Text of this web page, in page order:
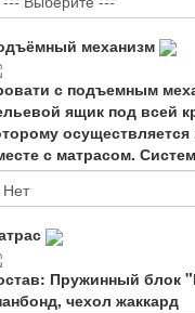
механизм
с подъемным
ящик под всей
с матрасом.
Пружинный блок
чехол жаккард